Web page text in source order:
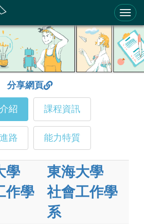
育才輔助系統
分享網頁
紹 課程資訊
路 能力特質
學
作學
東海大學
社會工作學
系